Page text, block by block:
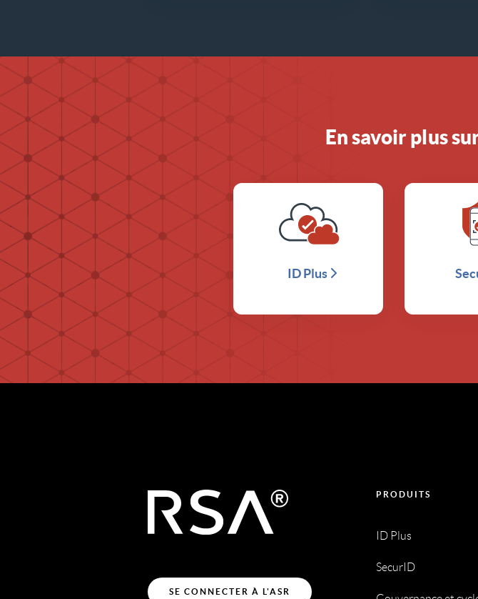
En savoir plus
ID Plus
SE CONNECTER À L'ASR
PRODUITS
ID Plus
SecurID